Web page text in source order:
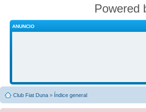
Powered
ANUNCIO
Club Fiat Duna » Índice general